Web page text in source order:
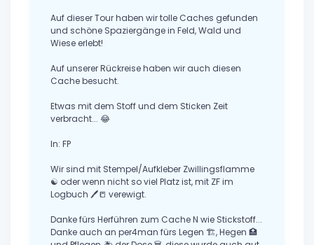
Auf dieser Tour haben wir tolle Caches gefunden
und schöne Spaziergänge in Feld, Wald und
Wiese erlebt!
Auf unserer Rückreise haben wir auch diesen
Cache besucht.
Etwas mit dem Stoff und dem Sticken Zeit
verbracht... 😂
In: FP
Wir sind mit Stempel/Aufkleber Zwillingsflamme
☯ oder wenn nicht so viel Platz ist, mit ZF im
Logbuch 🖊📒 verewigt.
Danke fürs Herführen zum Cache N wie Stickstoff...
Danke auch an per4man fürs Legen 🏗, Hegen 🏥